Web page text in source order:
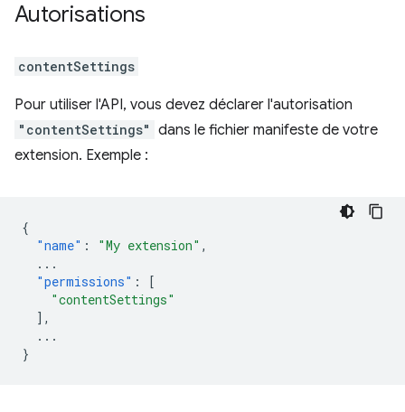
Autorisations
contentSettings
Pour utiliser l'API, vous devez déclarer l'autorisation
"contentSettings" dans le fichier manifeste de votre
extension. Exemple :
{
"name" : "My extension" ,
...
"permissions" :
[
"contentSettings"
],
...
}